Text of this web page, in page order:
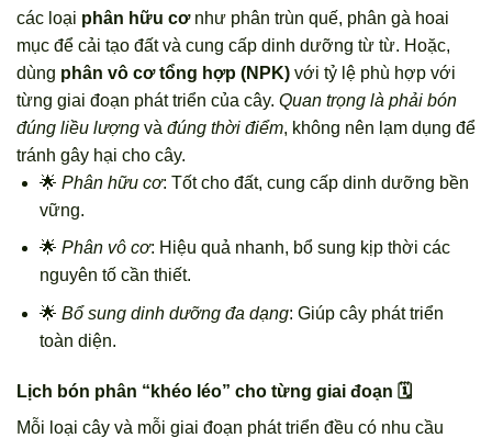
các loại phân hữu cơnhư phân trùn quế, phân gà hoai
mục để cải tạo đất và cung cấp dinh dưỡng từ từ. Hoặc,
dùng phân vô cơ tổng hợp (NPK) với tỷ lệ phù hợp với
từng giai đoạn phát triển của cây. Quan trọng là phải bón
đúng liều lượng và đúng thời điểm, không nên lạm dụng để
tránh gây hại cho cây.
🌟 Phân hữu cơ: Tốt cho đất, cung cấp dinh dưỡng bền
vững.
🌟 Phân vô cơ: Hiệu quả nhanh, bổ sung kịp thời các
nguyên tố cần thiết.
🌟 Bổ sung dinh dưỡng đa dạng: Giúp cây phát triển
toàn diện.
Lịch bón phân “khéo léo” cho từng giai đoạn 🗓️
Mỗi loại cây và mỗi giai đoạn phát triển đều có nhu cầu